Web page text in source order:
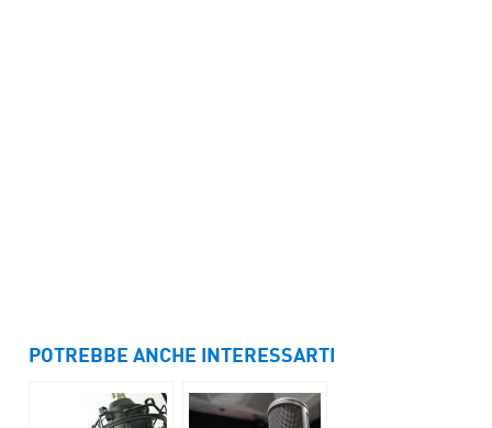
POTREBBE ANCHE INTERESSARTI